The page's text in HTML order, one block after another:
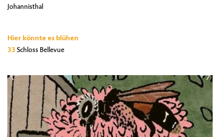
Johannisthal
Hier könnte es blühen
33Schloss Bellevue